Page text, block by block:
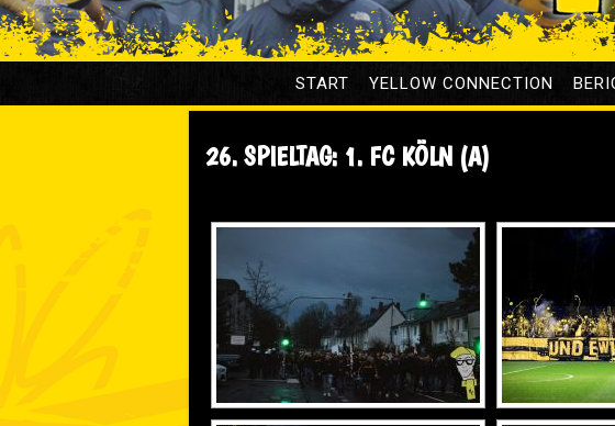
START YELLOW CONNECTION
26. SPIELTAG: 1. FC KÖLN (A)